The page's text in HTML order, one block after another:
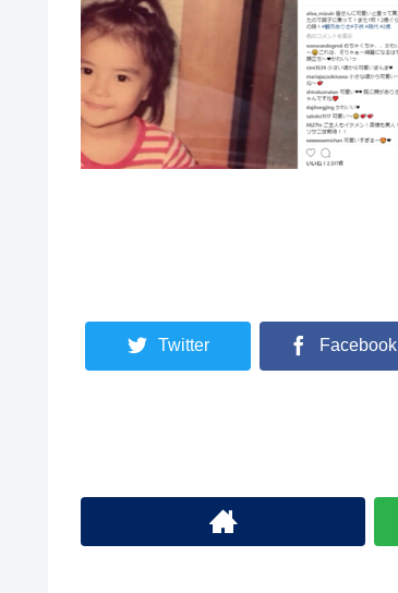
Twitter Facebook